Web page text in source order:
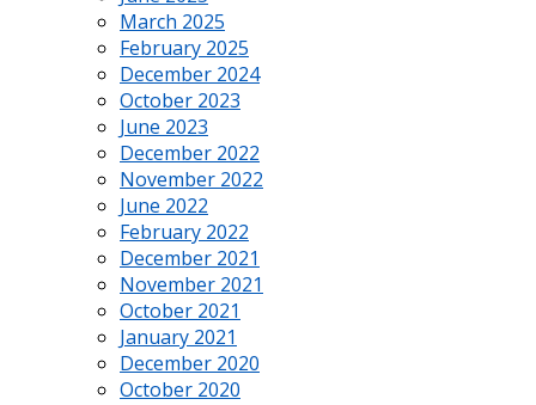
March 2025
February 2025
December 2024
October 2023
June 2023
December 2022
November 2022
June 2022
February 2022
December 2021
November 2021
October 2021
January 2021
December 2020
October 2020